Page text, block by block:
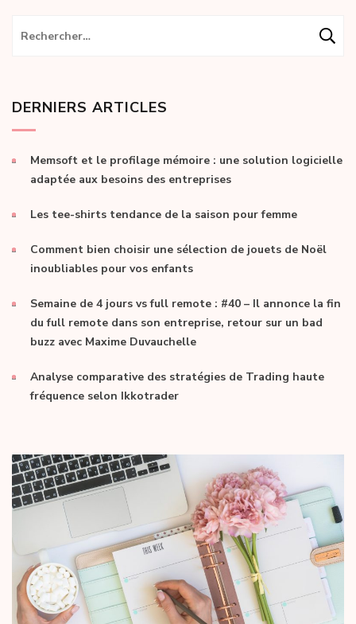
Rechercher :
DERNIERS ARTICLES
Memsoft et le profilage mémoire : une solution logicielle
adaptée aux besoins des entreprises
Les tee-shirts tendance de la saison pour femme
Comment bien choisir une sélection de jouets de Noël
inoubliables pour vos enfants
Semaine de 4 jours vs full remote : #40 – Il annonce la fin
du full remote dans son entreprise, retour sur un bad
buzz avec Maxime Duvauchelle
Analyse comparative des stratégies de Trading haute
fréquence selon Ikkotrader